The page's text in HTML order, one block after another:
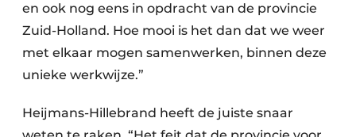
en ook nog eens in opdracht van de provincie
Zuid-Holland. Hoe mooi is het dan dat we weer
met elkaar mogen samenwerken, binnen deze
unieke werkwijze.”
Heijmans-Hillebrand heeft de juiste snaar